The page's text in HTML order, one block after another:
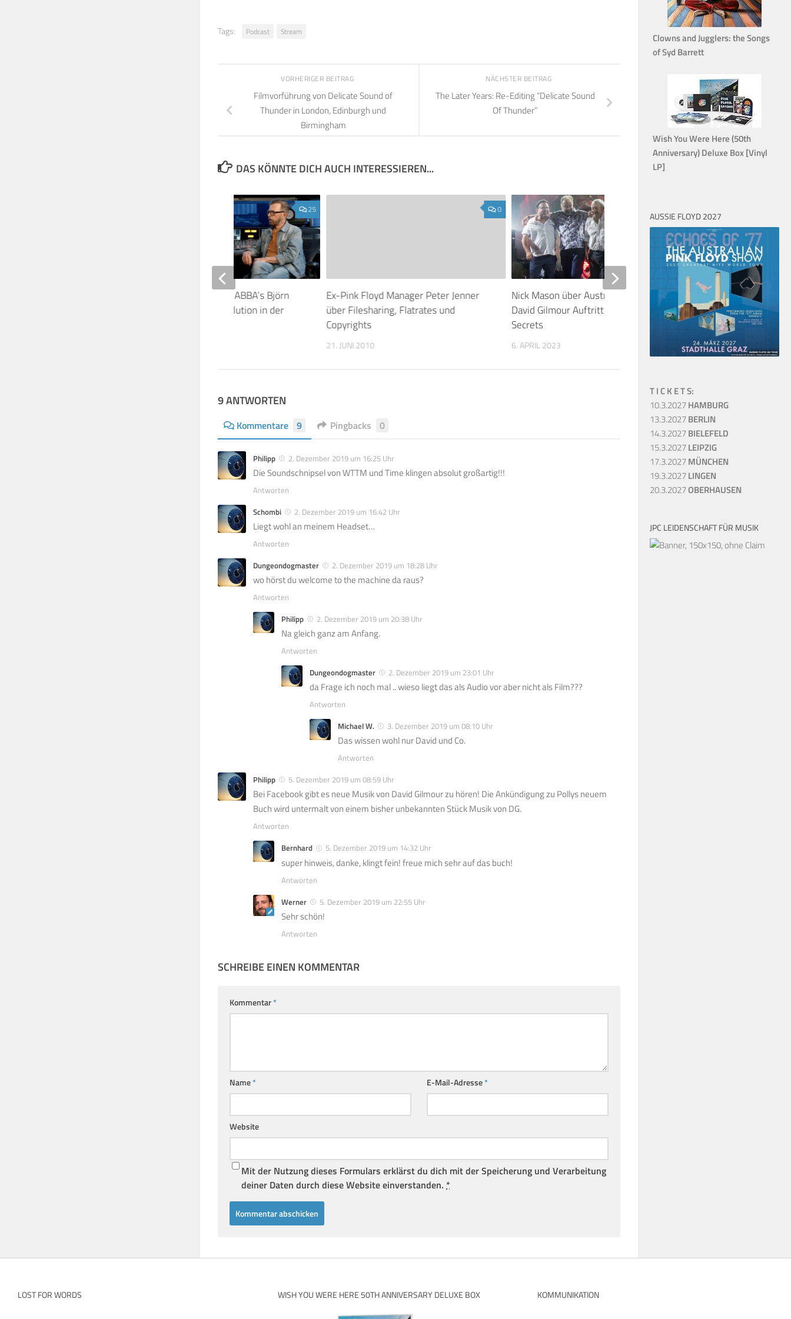
Tags: Podcast Stream
NÄCHSTER BEITRAG
The Later Years: Re-Editing “Delicate Sound
Of Thunder”
VORHERIGER BEITRAG
Filmvorführung von Delicate Sound of
Thunder in London, Edinburgh und
Birmingham
DAS KÖNNTE DICH AUCH INTERESSIEREN...
0
Ex-Pink Floyd Manager Peter Jenner
über Filesharing, Flatrates und
Copyrights
21. JUNI 2010
Nick Mason über Australien-Tour und
David Gilmour Auftritt mit Saucerful Of
Secrets
6. APRIL 2023
Roger Waters – The
Sessions erscheint
7. DEZEMBER 2022
25
Rick Beato sprach mit ABBA’s Björn
Ulvaeus über AI-Revolution in der
9 ANTWORTEN
Kommentare 9 Pingbacks 0
Philipp 2. Dezember 2019 um 16:25 Uhr
Die Soundschnipsel von WTTM und Time klingen absolut großartig!!!
Antworten
Schombi
2. Dezember 2019 um 16:42 Uhr
Liegt wohl an meinem Headset…
Antworten
Dungeondogmaster
2. Dezember 2019 um 18:28 Uhr
wo hörst du welcome to the machine da raus?
Antworten
Philipp
2. Dezember 2019 um 20:38 Uhr
Na gleich ganz am Anfang.
Antworten
Dungeondogmaster
2. Dezember 2019 um 23:01 Uhr
da Frage ich noch mal .. wieso liegt das als Audio vor aber nicht als Film???
Antworten
Michael W.
3. Dezember 2019 um 08:10 Uhr
Das wissen wohl nur David und Co.
Antworten
Philipp
5. Dezember 2019 um 08:59 Uhr
Bei Facebook gibt es neue Musik von David Gilmour zu hören! Die Ankündigung zu Pollys neuem
Buch wird untermalt von einem bisher unbekannten Stück Musik von DG.
Antworten
Bernhard
5. Dezember 2019 um 14:32 Uhr
super hinweis, danke, klingt fein! freue mich sehr auf das buch!
Antworten
Werner
5. Dezember 2019 um 22:55 Uhr
Sehr schön!
Antworten
SCHREIBE EINEN KOMMENTAR
Kommentar*
Name* E-Mail-Adresse*
Website
Mit der Nutzung dieses Formulars erklärst du dich mit der Speicherung und Verarbeitung
deiner Daten durch diese Website einverstanden. *
Clowns and Jugglers: the Songs
of Syd Barrett
Wish You Were Here (50th
Anniversary) Deluxe Box [Vinyl
LP]
AUSSIE FLOYD 2027
T I C K E T S:
10.3.2027HAMBURG
13.3.2027BERLIN
14.3.2027BIELEFELD
15.3.2027LEIPZIG
17.3.2027MÜNCHEN
19.3.2027LINGEN
20.3.2027OBERHAUSEN
JPC LEIDENSCHAFT FÜR MUSIK
LOST FOR WORDS WISH YOU WERE HERE 50TH ANNIVERSARY DELUXE BOX KOMMUNIKATION